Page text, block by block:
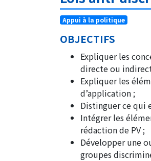
Appui à la politique
OBJECTIFS
Expliquer les
directe ou
Expliquer les
d’application ;
Distinguer ce qui
Intégrer les
rédaction de PV ;
Développer une
groupes